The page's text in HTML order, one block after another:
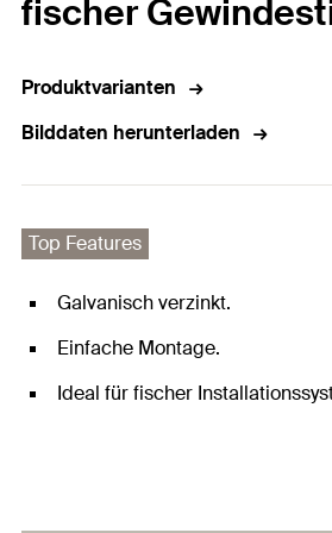
fischer
Produktvarianten
Bilddaten herunterladen
Top Features
Galvanisch verzinkt.
Einfache Montage.
Ideal für fischer